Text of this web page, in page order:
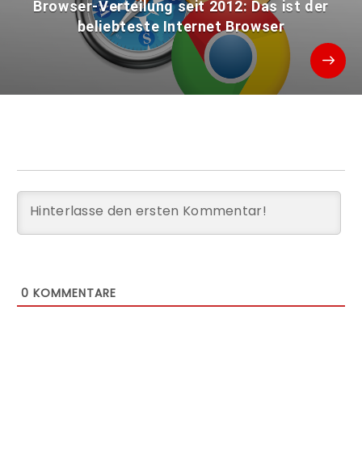
Browser-Verteilung seit 2012: Das ist der
beliebteste Internet Browser
0 KOMMENTARE